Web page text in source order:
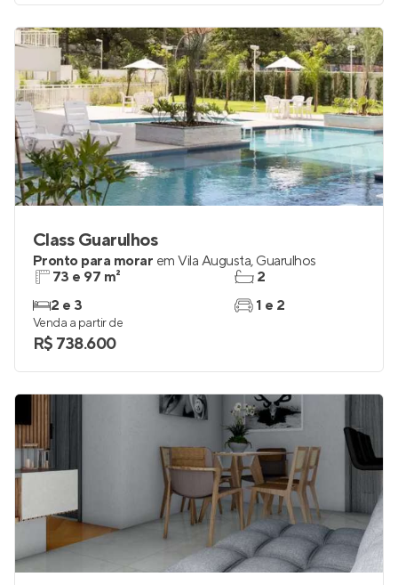
Class Guarulhos
Pronto para morar em Vila Augusta, Guarulhos
73 e 97 m²
2 e 3
2
1 e 2
Venda a partir de
R$ 738.600